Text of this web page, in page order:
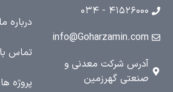
- ۰۳۴
شرکت معدنی و
گهرزمین
درباره ما
تماس با ما
پروژه ها